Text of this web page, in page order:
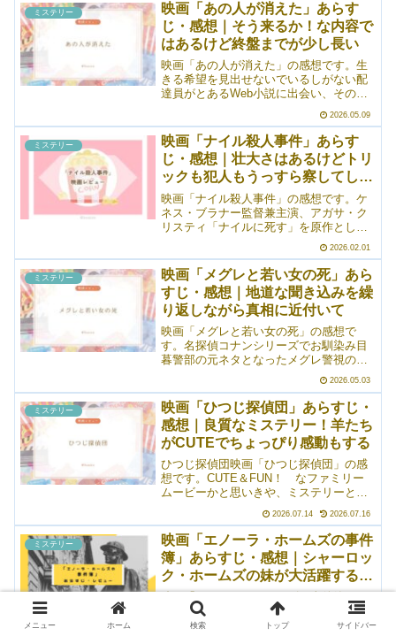
ミステリー
映画「あの人が消えた」あらす
じ・感想｜そう来るか！な内容で
はあるけど終盤までが少し長い
映画「あの人が消えた」の感想です。生
きる希望を見出せないでいるしがない配
達員がとあるWeb小説に出会い、その作
人が消えていくマンション」の謎に巻き
込まれていくお話……なんですが、スト
ーリー的にはワンパターンというか、シ
ンプルな印象。終盤あたりまで待てれば
面白いかも？な映画でした。とはいえ、
終盤の展開もあまり新しい感じはしませ
んでしたね。キャスティングは豪華で良
い！
2026.05.09
ミステリー
映画「ナイル殺人事件」あらす
じ・感想｜壮大さはあるけどトリ
ックも犯人もうっすら察してしま
う
映画「ナイル殺人事件」の感想です。ケ
ネス・ブラナー監督兼主演、アガサ・ク
リスティ「ナイルに死す」を原作とした
ぐシリーズ2作目です。相変わらず、ケネ
ス・ブラナー（口髭ver.）はポアロのイメ
ージにぴったり（笑）。今回は、ナイル
川の豪華客船の上で起きた殺人事件を捜
査し、解決に導きます。前作に比べる
と、ポアロの私情が乗っかっているぶん
シリアス味があったかな。物足りなさは
すごかったけど。
2026.02.01
ミステリー
映画「メグレと若い女の死」あら
すじ・感想｜地道な聞き込みを繰
り返しながら真相に近付いて
映画「メグレと若い女の死」の感想で
す。名探偵コナンシリーズでお馴染み目
暮警部の元ネタとなったメグレ警視のミ
れ、メグレ警視が事件解決のため捜査に
乗り出すというお話。意外性はほとんど
なく、ただひたすら地道な聞き込みによ
る捜査が展開されるだけなので、ミステ
リーとしては評価は分かれるところだと
思う。というより、おそらく小説だとと
ても面白いんじゃないかなという気がし
ます。
2026.05.03
ミステリー
映画「ひつじ探偵団」あらすじ・
感想｜良質なミステリー！羊たち
がCUTEでちょっぴり感動もする
ひつじ探偵団映画「ひつじ探偵団」の感
想です。CUTE＆FUN！ なファミリー
ムービーかと思いきや、ミステリーとし
ても良質でした。犯人はしっかり意外性
のある人物だった（個人的には）。冬生
まれのちっちゃなラムちゃんが可愛い。
すみれ映画「ひつじ探...
2026.07.14 2026.07.16
ミステリー
映画「エノーラ・ホームズの事件
簿」あらすじ・感想｜シャーロッ
ク・ホームズの妹が大活躍する物
語
感想です。かの有名なシャーロック・ホ
ームズの妹（架空）が主人公になった物
メニュー ホーム 検索 トップ サイドバー